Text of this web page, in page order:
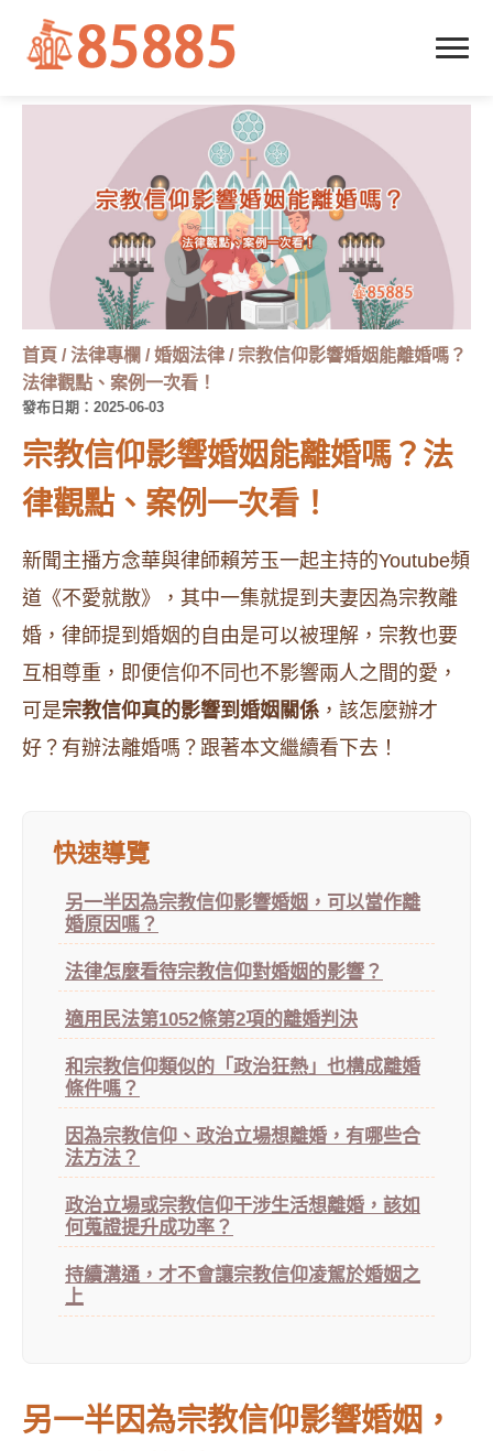
首頁 /法律專欄 /婚姻法律 / 宗教信仰影響婚姻能離婚嗎？
法律觀點、案例一次看！
發布日期：2025-06-03
宗教信仰影響婚姻能離婚嗎？法
律觀點、案例一次看！
新聞主播方念華與律師賴芳玉一起主持的Youtube頻
道《不愛就散》，其中一集就提到夫妻因為宗教離
婚，律師提到婚姻的自由是可以被理解，宗教也要
互相尊重，即便信仰不同也不影響兩人之間的愛，
可是宗教信仰真的影響到婚姻關係 ，該怎麼辦才
好？有辦法離婚嗎？跟著本文繼續看下去！
快速導覽
另一半因為宗教信仰影響婚姻，可以當作離
婚原因嗎？
法律怎麼看待宗教信仰對婚姻的影響？
適用民法第1052條第2項的離婚判決
和宗教信仰類似的「政治狂熱」也構成離婚
條件嗎？
因為宗教信仰、政治立場想離婚，有哪些合
法方法？
政治立場或宗教信仰干涉生活想離婚，該如
何蒐證提升成功率？
持續溝通，才不會讓宗教信仰凌駕於婚姻之
上
另一半因為宗教信仰影響婚姻，